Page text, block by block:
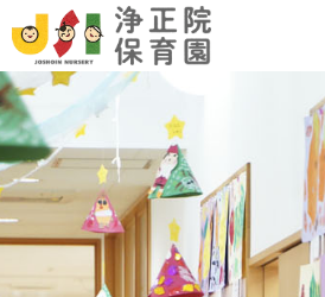
劇
を
み
た
よ